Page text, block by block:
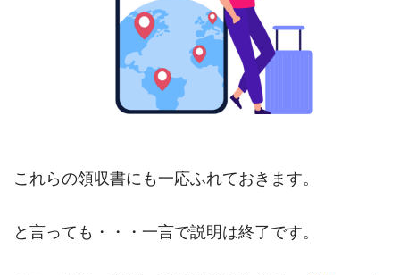
これらの領収書にも一応ふれておきます。
と言っても・・・一言で説明は終了です。